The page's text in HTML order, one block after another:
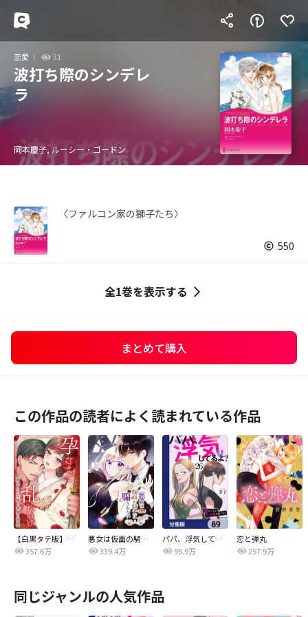
恋愛 31
波打ち際のシンデレ
ラ
岡本慶子, ルーシー・ゴードン
〈ファルコン家の獅子たち〉
550
全1巻を表示する
まとめて購入
この作品の読者によく読まれている作品
【白黒タテ版】孕むまで乱れいけ～身代わり花嫁と軍服の猛愛
357.6万
悪女は仮面の騎士に騙されない
339.4万
パパ、浮気してるよ？娘と二人でクズ夫を捨てます【分冊版】
95.9万
恋と弾丸
257.9万
同じジャンルの人気作品